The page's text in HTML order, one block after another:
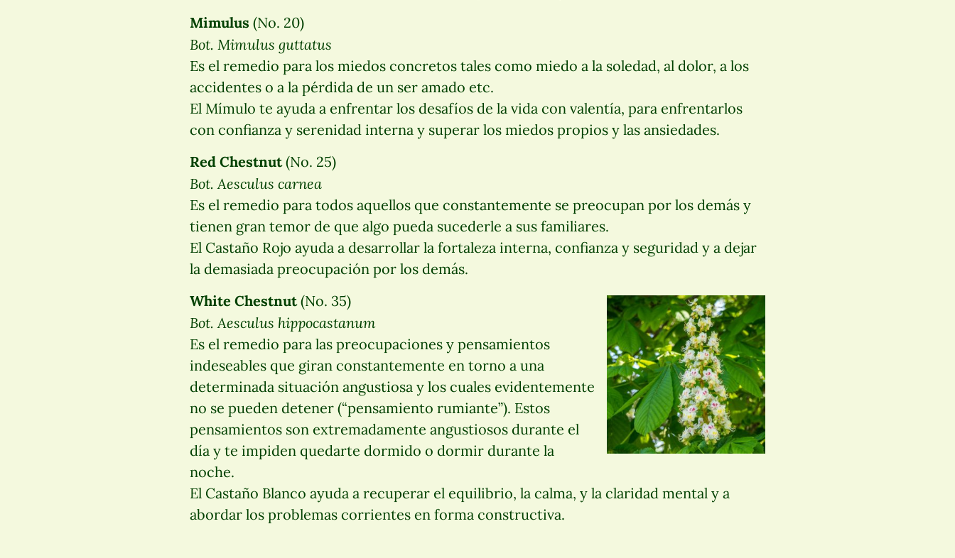
Mimulus (No. 20)
Bot. Mimulus guttatus
Es el remedio para los miedos concretos tales como miedo a la soledad, al dolor, a los
accidentes o a la pérdida de un ser amado etc.
El Mímulo te ayuda a enfrentar los desafíos de la vida con valentía, para enfrentarlos
con confianza y serenidad interna y superar los miedos propios y las ansiedades.
Red Chestnut(No. 25)
Bot. Aesculus carnea
Es el remedio para todos aquellos que constantemente se preocupan por los demás y
tienen gran temor de que algo pueda sucederle a sus familiares.
El Castaño Rojo ayuda a desarrollar la fortaleza interna, confianza y seguridad y a dejar
la demasiada preocupación por los demás.
White Chestnut(No. 35)
Bot. Aesculus hippocastanum
Es el remedio para las preocupaciones y pensamientos
indeseables que giran constantemente en torno a una
determinada situación angustiosa y los cuales evidentemente
no se pueden detener (“pensamiento rumiante”). Estos
pensamientos son extremadamente angustiosos durante el
día y te impiden quedarte dormido o dormir durante la
noche.
El Castaño Blanco ayuda a recuperar el equilibrio, la calma, y la claridad mental y a
abordar los problemas corrientes en forma constructiva.